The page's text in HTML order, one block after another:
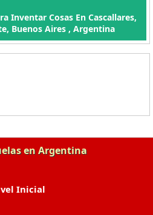
Inventar Cosas En Cascallares,
Buenos Aires , Argentina
en Argentina
Inicial